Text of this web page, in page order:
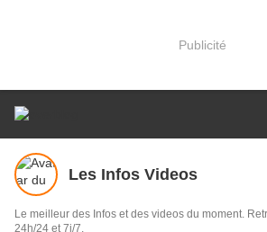
Publicité
Les Infos Videos
Le meilleur des Infos et des videos du moment.
24h/24 et 7j/7.